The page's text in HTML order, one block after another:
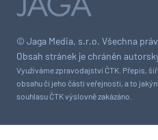
© Jaga Media, s.r.o. Všechna
Obsah stránek je chráněn
Využíváme zpravodajství ČTK. Přepis,
obsahu či jeho části veřejnosti, a to
souhlasu ČTK výslovně zakázáno.